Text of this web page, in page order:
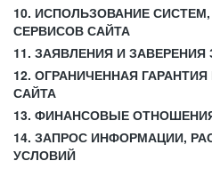
10. ИСПОЛЬЗОВАНИЕ
СЕРВИСОВ САЙТА
11. ЗАЯВЛЕНИЯ И ЗАВЕРЕНИЯ
12. ОГРАНИЧЕННАЯ
САЙТА
13. ФИНАНСОВЫЕ
14. ЗАПРОС ИНФОРМАЦИИ,
УСЛОВИЙ